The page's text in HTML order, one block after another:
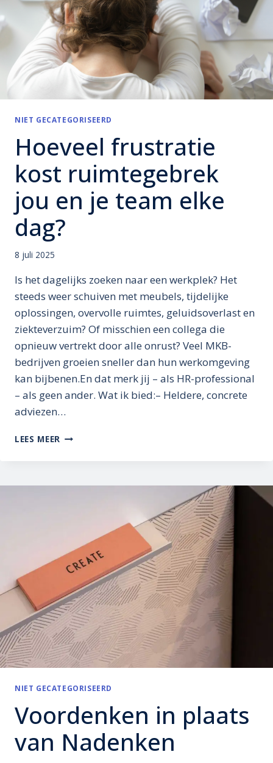
NIET GECATEGORISEERD
Hoeveel frustratie
kost ruimtegebrek
jou en je team elke
dag?
8 juli 2025
Is het dagelijks zoeken naar een werkplek? Het
steeds weer schuiven met meubels, tijdelijke
oplossingen, overvolle ruimtes, geluidsoverlast en
ziekteverzuim? Of misschien een collega die
opnieuw vertrekt door alle onrust? Veel MKB-
bedrijven groeien sneller dan hun werkomgeving
kan bijbenen.En dat merk jij – als HR-professional
– als geen ander. Wat ik bied:– Heldere, concrete
adviezen…
LEES MEER HOEVEEL
JOU
DAG?
NIET GECATEGORISEERD
Voordenken in plaats
van Nadenken